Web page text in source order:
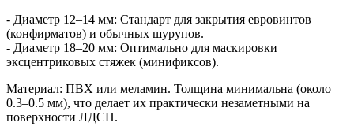
- Диаметр 12–14 мм: Стандарт для закрытия евровинтов
(конфирматов) и обычных шурупов.
- Диаметр 18–20 мм: Оптимально для маскировки
эксцентриковых стяжек (минификсов).
Материал: ПВХ или меламин. Толщина минимальна (около
0.3–0.5 мм), что делает их практически незаметными на
поверхности ЛДСП.